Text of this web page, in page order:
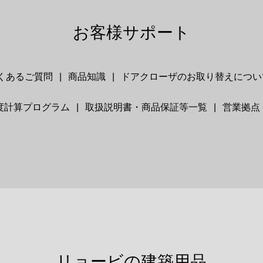
お客様サポート
あるご質問 商品知識 ドアクローザのお取り替えについ
計算プログラム 取扱説明書・商品保証等一覧 営業拠点